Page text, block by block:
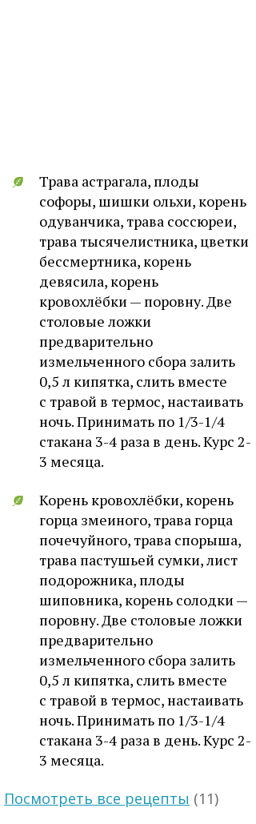
Трава астрагала, плоды
софоры, шишки ольхи, корень
одуванчика, трава соссюреи,
трава тысячелистника, цветки
бессмертника, корень
девясила, корень
кровохлёбки — поровну. Две
столовые ложки
предварительно
измельченного сбора залить
0,5 л кипятка, слить вместе
с травой в термос, настаивать
ночь. Принимать по 1/3-1/4
стакана 3-4 раза в день. Курс 2-
3 месяца.
Корень кровохлёбки, корень
горца змеиного, трава горца
почечуйного, трава спорыша,
трава пастушьей сумки, лист
подорожника, плоды
шиповника, корень солодки —
поровну. Две столовые ложки
предварительно
измельченного сбора залить
0,5 л кипятка, слить вместе
с травой в термос, настаивать
ночь. Принимать по 1/3-1/4
стакана 3-4 раза в день. Курс 2-
3 месяца.
Посмотреть все рецепты (11)